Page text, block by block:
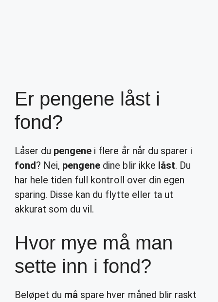
Er pengene låst i
fond?
Låser du pengene i flere år når du sparer i
fond? Nei, pengene dine blir ikke låst. Du
har hele tiden full kontroll over din egen
sparing. Disse kan du flytte eller ta ut
akkurat som du vil.
Hvor mye må man
sette inn i fond?
Beløpet du må spare hver måned blir raskt